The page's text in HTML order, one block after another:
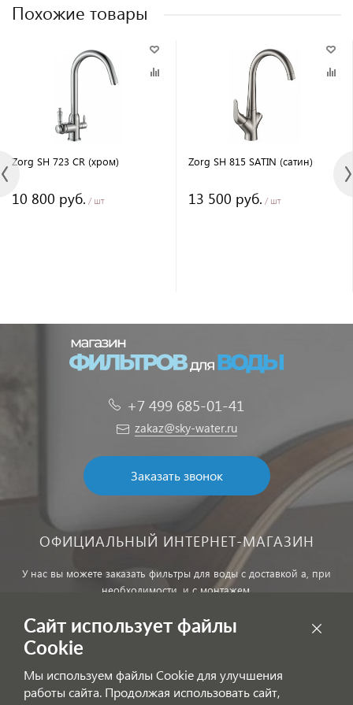
Похожие товары
Zorg SH 723 CR (хром)
10 800 руб. / шт
Zorg SH 815 SATIN (сатин)
13 500 руб. / шт
+7 499 685-01-41
zakaz@sky-water.ru
Заказать звонок
ОФИЦИАЛЬНЫЙ ИНТЕРНЕТ-МАГАЗИН
У нас вы можете заказать фильтры для воды с доставкой а, при
необходимости, и с монтажем.
офертой!
Сайт использует файлы
Cookie
Мы используем файлы Cookie для улучшения
работы сайта. Продолжая использовать сайт,